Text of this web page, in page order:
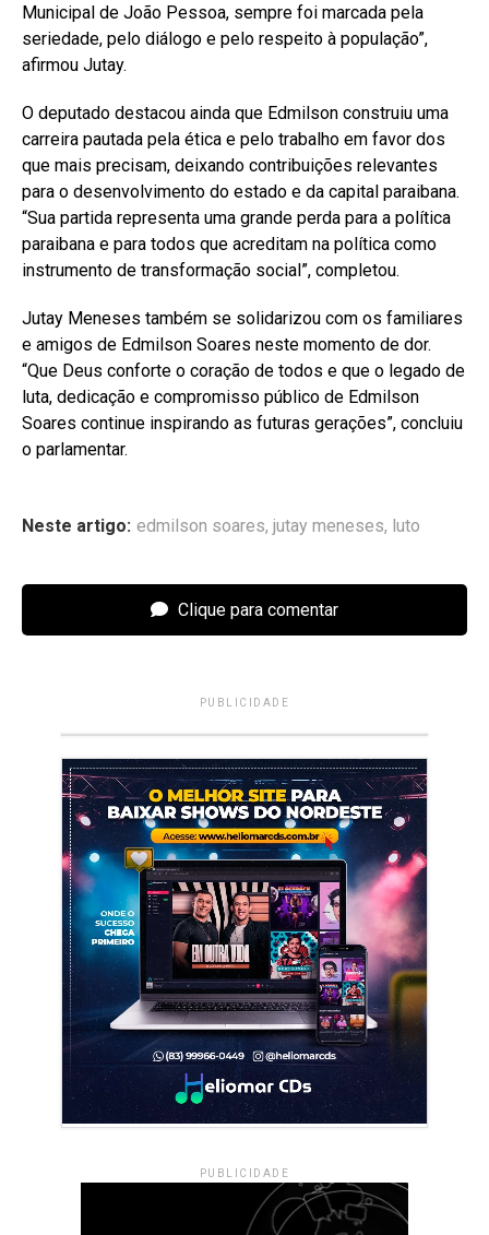
Municipal de João Pessoa, sempre foi marcada pela
seriedade, pelo diálogo e pelo respeito à população”,
afirmou Jutay.
O deputado destacou ainda que Edmilson construiu uma
carreira pautada pela ética e pelo trabalho em favor dos
que mais precisam, deixando contribuições relevantes
para o desenvolvimento do estado e da capital paraibana.
“Sua partida representa uma grande perda para a política
paraibana e para todos que acreditam na política como
instrumento de transformação social”, completou.
Jutay Meneses também se solidarizou com os familiares
e amigos de Edmilson Soares neste momento de dor.
“Que Deus conforte o coração de todos e que o legado de
luta, dedicação e compromisso público de Edmilson
Soares continue inspirando as futuras gerações”, concluiu
o parlamentar.
Neste artigo: edmilson soares, jutay meneses, luto
Clique para comentar
PUBLICIDADE
PUBLICIDADE